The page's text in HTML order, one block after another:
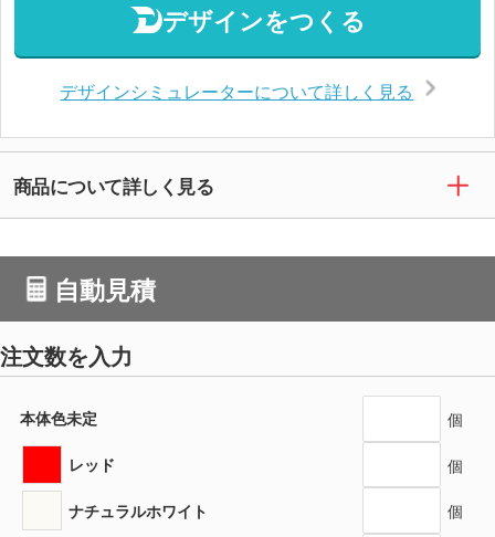
デザインをつくる
デザインシミュレーターについて詳しく見る
商品について詳しく見る
自動見積
注文数を入力
本体色未定 個
レッド 個
ナチュラルホワイト 個